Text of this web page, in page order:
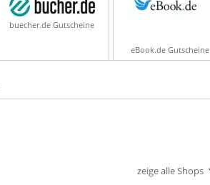
buecher.de Gutscheine
eBook.de Gutscheine
zeige alle Shops